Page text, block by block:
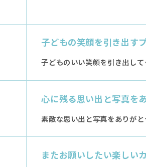
子どもの笑顔を引き出す
子どものいい笑顔を引き出して
心に残る思い出と写真を
素敵な思い出と写真をありがと
またお願いしたい楽しい